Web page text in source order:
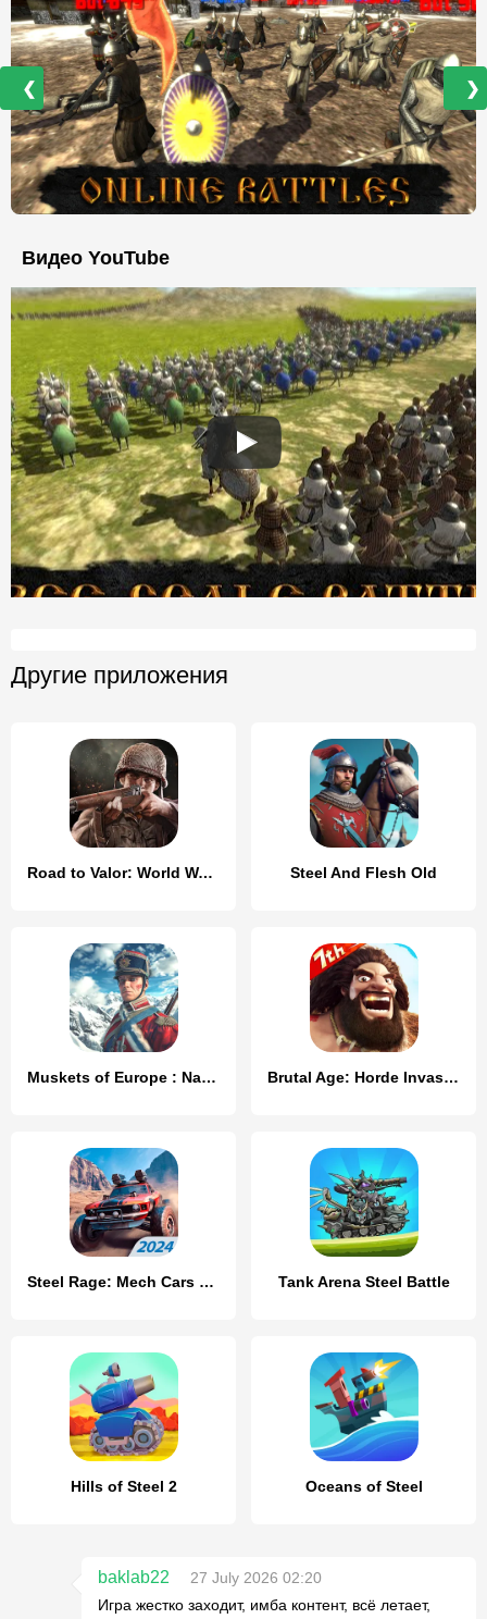
❮ ❯
Видео YouTube
Другие приложения
Road to Valor: World War II Steel And Flesh Old
Muskets of Europe : Napoleon Brutal Age: Horde Invasion
Steel Rage: Mech Cars PvP War Tank Arena Steel Battle
Hills of Steel 2 Oceans of Steel
baklab22
27 July 2026 02:20
Игра жестко заходит, имба контент, всё летает,